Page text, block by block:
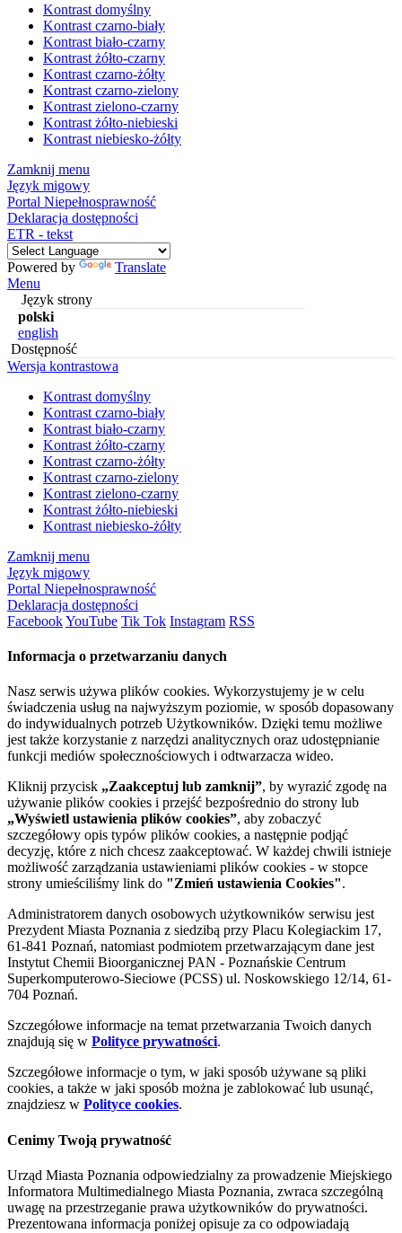
Kontrast domyślny
Kontrast czarno-biały
Kontrast biało-czarny
Kontrast żółto-czarny
Kontrast czarno-żółty
Kontrast czarno-zielony
Kontrast zielono-czarny
Kontrast żółto-niebieski
Kontrast niebiesko-żółty
Zamknij menu
Język migowy
Portal Niepełnosprawność
Deklaracja dostępności
ETR - tekst
Powered by
Translate
Menu
Język strony
polski
english
Dostępność
Wersja kontrastowa
Kontrast domyślny
Kontrast czarno-biały
Kontrast biało-czarny
Kontrast żółto-czarny
Kontrast czarno-żółty
Kontrast czarno-zielony
Kontrast zielono-czarny
Kontrast żółto-niebieski
Kontrast niebiesko-żółty
Zamknij menu
Język migowy
Portal Niepełnosprawność
Deklaracja dostępności
FacebookYouTube Tik Tok Instagram RSS
Informacja o przetwarzaniu danych
Nasz serwis używa plików cookies. Wykorzystujemy je w celu
świadczenia usług na najwyższym poziomie, w sposób dopasowany
do indywidualnych potrzeb Użytkowników. Dzięki temu możliwe
jest także korzystanie z narzędzi analitycznych oraz udostępnianie
funkcji mediów społecznościowych i odtwarzacza wideo.
Kliknij przycisk „Zaakceptuj lub zamknij”, by wyrazić zgodę na
używanie plików cookies i przejść bezpośrednio do strony lub
„Wyświetl ustawienia plików cookies”, aby zobaczyć
szczegółowy opis typów plików cookies, a następnie podjąć
decyzję, które z nich chcesz zaakceptować. W każdej chwili istnieje
możliwość zarządzania ustawieniami plików cookies - w stopce
strony umieściliśmy link do "Zmień ustawienia Cookies".
Administratorem danych osobowych użytkowników serwisu jest
Prezydent Miasta Poznania z siedzibą przy Placu Kolegiackim 17,
61-841 Poznań, natomiast podmiotem przetwarzającym dane jest
Instytut Chemii Bioorganicznej PAN - Poznańskie Centrum
Superkomputerowo-Sieciowe (PCSS) ul. Noskowskiego 12/14, 61-
704 Poznań.
Szczegółowe informacje na temat przetwarzania Twoich danych
znajdują się w Polityce prywatności.
Szczegółowe informacje o tym, w jaki sposób używane są pliki
cookies, a także w jaki sposób można je zablokować lub usunąć,
znajdziesz w Polityce cookies.
Cenimy Twoją prywatność
Urząd Miasta Poznania odpowiedzialny za prowadzenie Miejskiego
Informatora Multimedialnego Miasta Poznania, zwraca szczególną
uwagę na przestrzeganie prawa użytkowników do prywatności.
Prezentowana informacja poniżej opisuje za co odpowiadają